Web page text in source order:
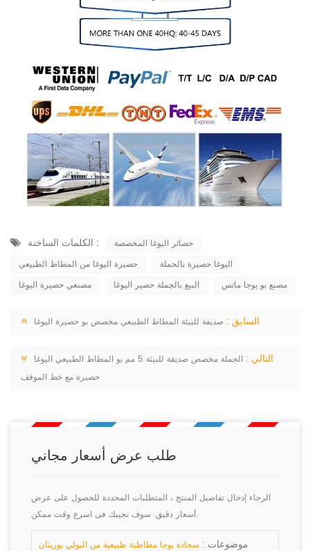
الكلمات الساخنة :
حصائر اليوغا المخصصة
حصيرة اليوغا من المطاط الطبيعي
اليوغا حصيرة بالجملة
مصنعي حصيرة اليوغا
البيع بالجملة حصير اليوغا مصنع بو يوجا ماتس
السابق : صديقة للبيئة المطاط الطبيعي مخصص بو حصيرة اليوغا
التالي :
الجملة مخصص صديقة للبيئة 5 مم بو المطاط الطبيعي اليوغا
حصيرة مع خط الموقف
طلب عرض أسعار مجاني
الرجاء إدخال تفاصيل المنتج ، المتطلبات المحددة للحصول على عرض
أسعار دقيق. سوف نجيبك فى اسرع وقت ممكن.
موضوعات : سجادة يوجا مطاطية طبيعية من البولي يوريثان